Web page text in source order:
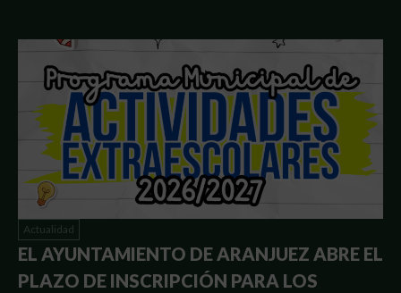
Actualidad
EL AYUNTAMIENTO DE ARANJUEZ ABRE EL
PLAZO DE INSCRIPCIÓN PARA LOS